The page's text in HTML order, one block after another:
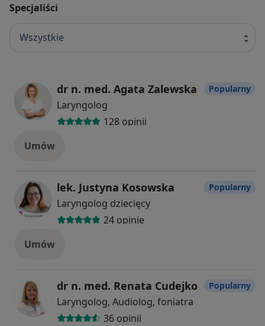
Specjaliści
Wszystkie
dr n. med. Agata Zalewska
Laryngolog
128 opinii
Popularny
Umów
lek. Justyna Kosowska
Laryngolog dziecięcy
24 opinie
Popularny
Umów
dr n. med. Renata Cudejko
Laryngolog, Audiolog, foniatra
36 opinii
Popularny